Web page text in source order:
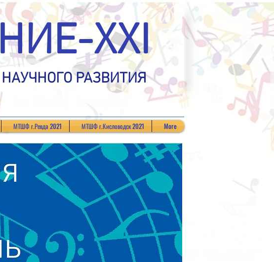
XXI
РАЗВИТИЯ
МТШФ г.Ревда 2021 МТШФ г.Кисловодск 2021 More